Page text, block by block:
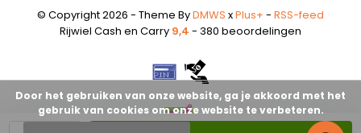
© Copyright 2026 - Theme ByDMWS xPlus+ - RSS-feed
Rijwiel Cash en Carry 9,4 - 380 beoordelingen
Door het gebruiken van onze website, ga je akkoord met het
gebruik van cookies om onze website te verbeteren.